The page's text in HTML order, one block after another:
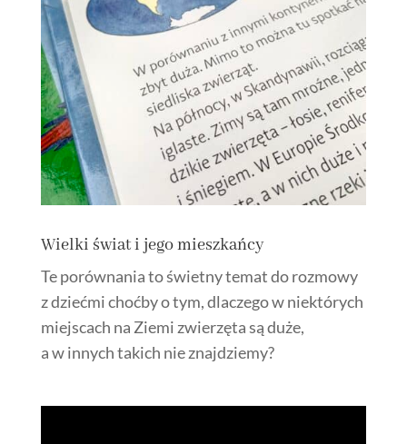
Wielki świat i jego mieszkańcy
Te porównania to świetny temat do rozmowy
z dziećmi choćby o tym, dlaczego w niektórych
miejscach na Ziemi zwierzęta są duże,
a w innych takich nie znajdziemy?